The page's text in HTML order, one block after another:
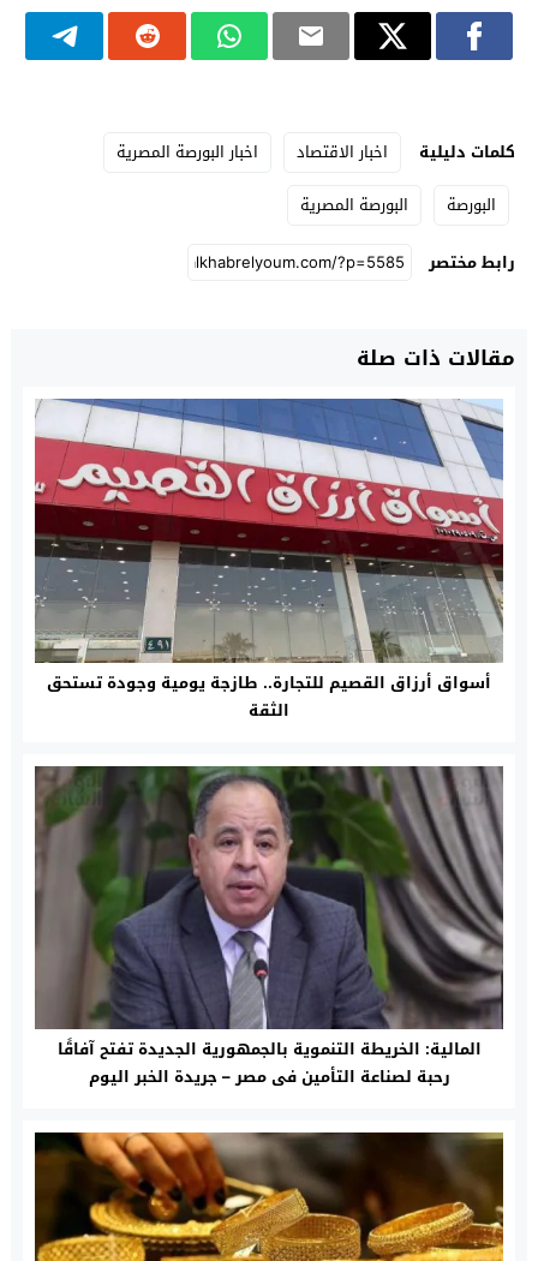
كلمات دليلية اخبار الاقتصاد
اخبار البورصة المصرية
البورصة
البورصة المصرية
رابط مختصر
مقالات ذات صلة
أسواق أرزاق القصيم للتجارة.. طازجة يومية وجودة تستحق
الثقة
المالية: الخريطة التنموية بالجمهورية الجديدة تفتح آفاقًا
رحبة لصناعة التأمين فى مصر – جريدة الخبر اليوم